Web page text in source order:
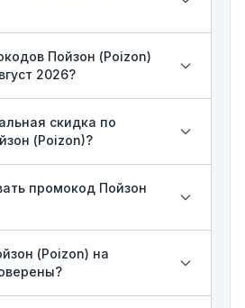
Пойзон (Poizon)
2026?
скидка по
(Poizon)?
промокод Пойзон
(Poizon) на